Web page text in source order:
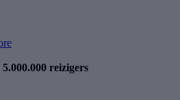
5.000.000 reizigers